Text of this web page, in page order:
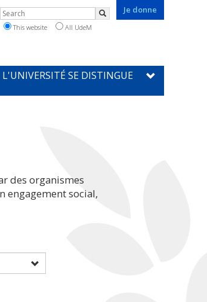
Je donne
Rechercher
Search
This website All UdeM
L'UNIVERSITÉ SE DISTINGUE
des organismes
engagement social,